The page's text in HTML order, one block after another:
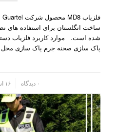
ساخت انگلستان برای استفاده
پاک سازی صحنه جرم پاک سازی محل
۰ دیدگاه ۱۶ اسفند ۱۴۰۱